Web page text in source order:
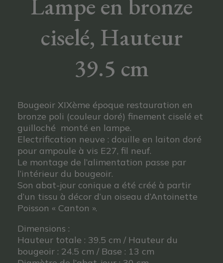
ciselé, Hauteur
39.5 cm
Bougeoir XIXème époque restauration en
bronze poli (couleur doré) finement ciselé et
guilloché monté en lampe.
Electrification neuve : douille en laiton doré
pour ampoule à vis E27, fil neuf.
Le montage de l’alimentation passe par
l’intérieur du bougeoir.
Son abat-jour conique a été créé à partir
d’un tissu à décor d’un oiseau d’Antoinette
Poisson « Canton ».
Dimensions :
Hauteur totale : 39.5 cm / Hauteur du
bougeoir : 24.5 cm / Base : 13 cm